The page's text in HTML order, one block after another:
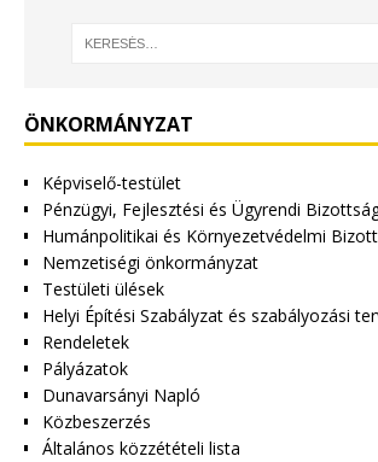
ÖNKORMÁNYZAT
Képviselő-testület
Pénzügyi, Fejlesztési és Ügyrendi
Humánpolitikai és Környezetvédelmi
Nemzetiségi önkormányzat
Testületi ülések
Helyi Építési Szabályzat és szabályozási
Rendeletek
Pályázatok
Dunavarsányi Napló
Közbeszerzés
Általános közzétételi lista